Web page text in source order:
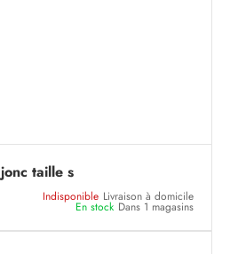
taille s
Indisponible Livraison à domicile
En stock Dans 1 magasins